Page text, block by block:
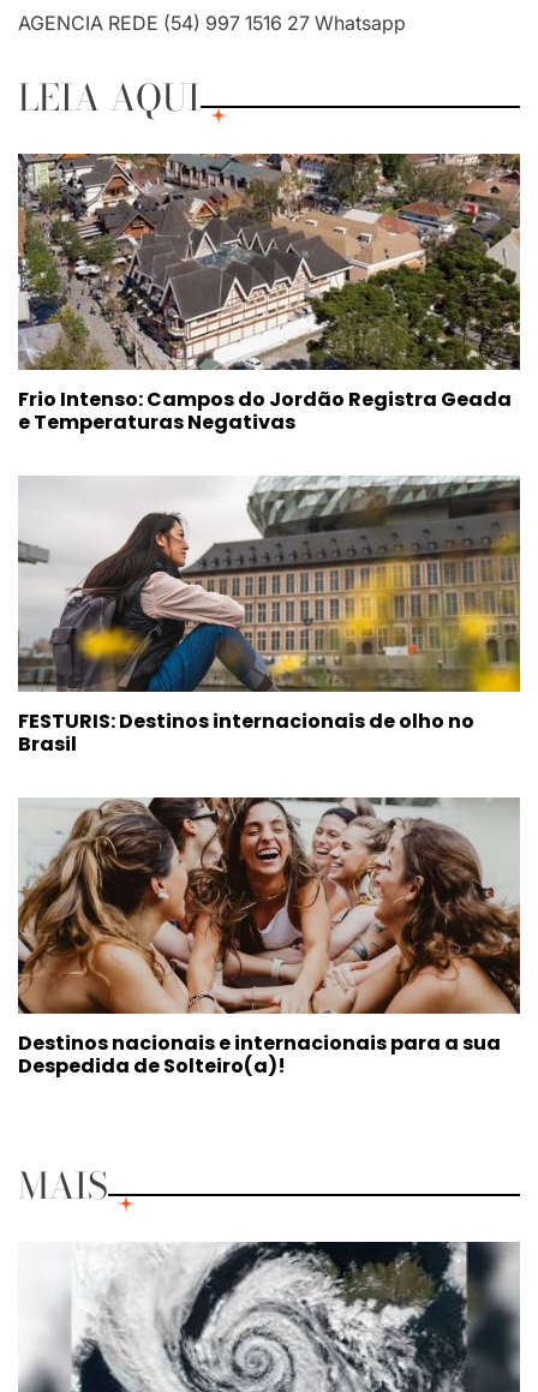
AGENCIA REDE (54) 997 1516 27 Whatsapp
LEIA AQUI
Frio Intenso: Campos do Jordão Registra Geada
e Temperaturas Negativas
FESTURIS: Destinos internacionais de olho no
Brasil
Destinos nacionais e internacionais para a sua
Despedida de Solteiro(a)!
MAIS